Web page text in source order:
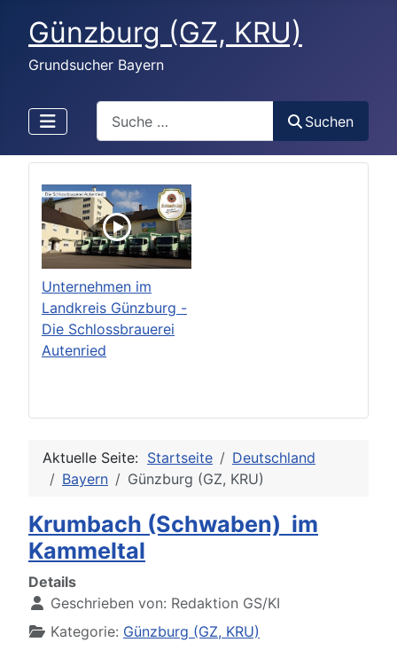
Günzburg (GZ, KRU)
Grundsucher Bayern
Suchen
Unternehmen im
Landkreis Günzburg -
Die Schlossbrauerei
Autenried
Aktuelle Seite: Startseite
Deutschland
Bayern
Günzburg (GZ, KRU)
Krumbach (Schwaben) im
Kammeltal
Details
Geschrieben von: Redaktion GS/KI
Kategorie: Günzburg (GZ, KRU)